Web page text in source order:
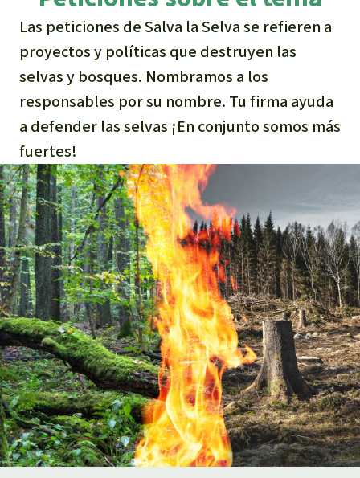
Las peticiones de Salva la Selva se refieren a
proyectos y políticas que destruyen las
selvas y bosques. Nombramos a los
responsables por su nombre. Tu firma ayuda
a defender las selvas ¡En conjunto somos más
fuertes!